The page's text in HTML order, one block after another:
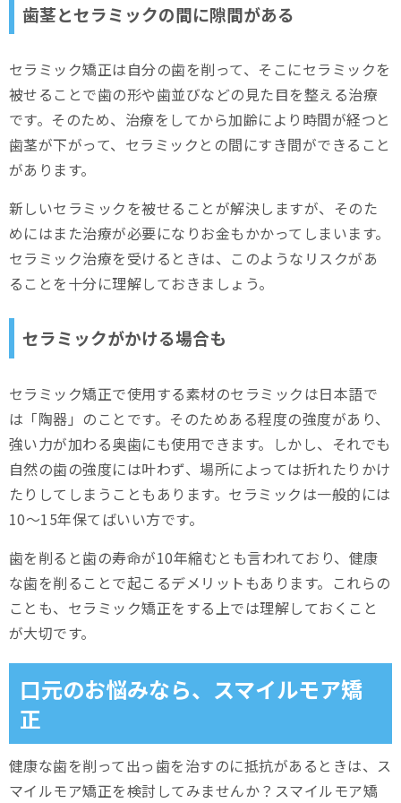
歯茎とセラミックの間に隙間がある
セラミック矯正は自分の歯を削って、そこにセラミックを
被せることで歯の形や歯並びなどの見た目を整える治療
です。そのため、治療をしてから加齢により時間が経つと
歯茎が下がって、セラミックとの間にすき間ができること
があります。
新しいセラミックを被せることが解決しますが、そのた
めにはまた治療が必要になりお金もかかってしまいます。
セラミック治療を受けるときは、このようなリスクがあ
ることを十分に理解しておきましょう。
セラミックがかける場合も
セラミック矯正で使用する素材のセラミックは日本語で
は「陶器」のことです。そのためある程度の強度があり、
強い力が加わる奥歯にも使用できます。しかし、それでも
自然の歯の強度には叶わず、場所によっては折れたりかけ
たりしてしまうこともあります。セラミックは一般的には
10～15年保てばいい方です。
歯を削ると歯の寿命が10年縮むとも言われており、健康
な歯を削ることで起こるデメリットもあります。これらの
ことも、セラミック矯正をする上では理解しておくこと
が大切です。
口元のお悩みなら、スマイルモア矯
正
健康な歯を削って出っ歯を治すのに抵抗があるときは、ス
マイルモア矯正を検討してみませんか？スマイルモア矯